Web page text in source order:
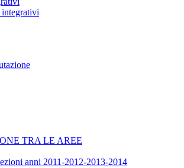
TRA LE AREE
anni 2011-2012-2013-2014